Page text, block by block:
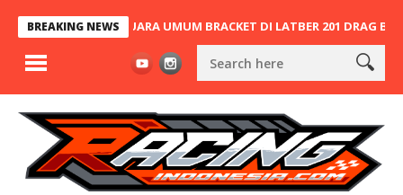
BREAKING NEWS
JOPAN JUARA UMUM BRACKET DI LATBER 201 DRAG BIKE